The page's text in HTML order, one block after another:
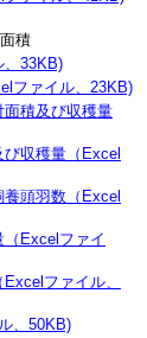
積
、33KB)
ファイル、23KB)
積及び収穫量
び収穫量（Excel
頭羽数（Excel
Excelファイ
ファイル、
、50KB)